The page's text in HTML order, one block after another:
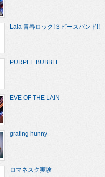
Lala 青春ロック!３ピースバンド!!
PURPLE BUBBLE
EVE OF THE LAIN
grating hunny
ロマネスク実験